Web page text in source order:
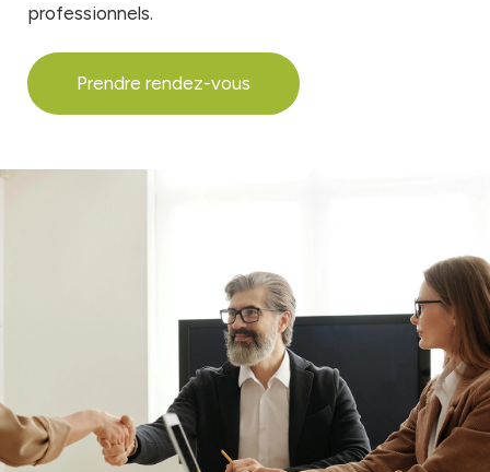
professionnels.
Prendre rendez-vous